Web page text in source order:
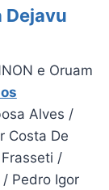
Dejavu
e Oruam
Alves /
Costa De
/
Pedro Igor